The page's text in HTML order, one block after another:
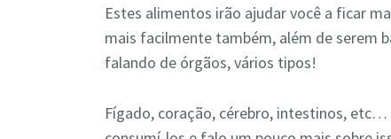
Estes alimentos irão ajudar você a ficar
mais facilmente também, além de serem
falando de órgãos, vários tipos!
Fígado, coração, cérebro, intestinos,